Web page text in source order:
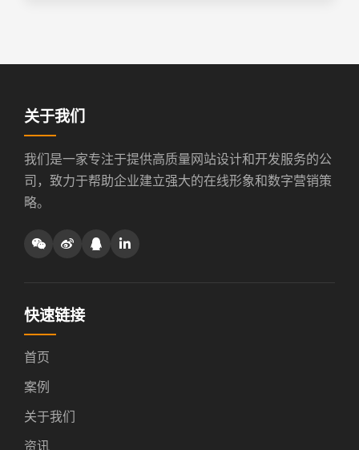
关于我们
我们是一家专注于提供高质量网站设计和开发服务的公
司，致力于帮助企业建立强大的在线形象和数字营销策
略。
快速链接
首页
案例
关于我们
资讯